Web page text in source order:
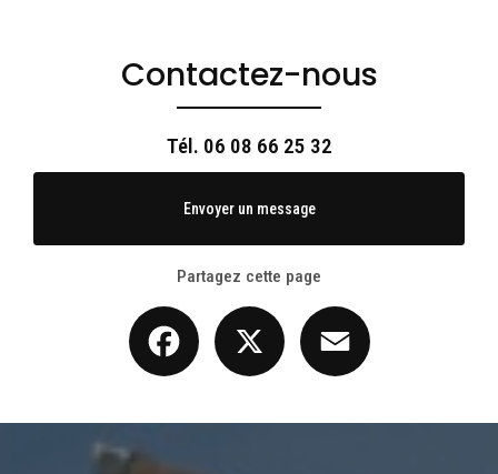
Contactez-nous
Tél. 06 08 66 25 32
Envoyer un message
Partagez cette page
Facebook